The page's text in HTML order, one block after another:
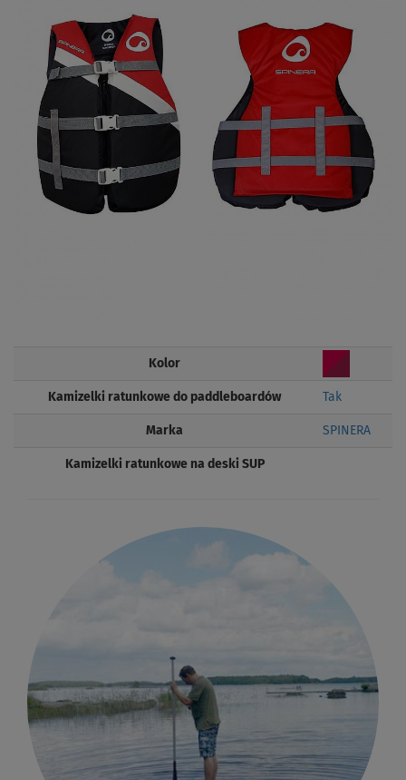
Kolor
Kamizelki ratunkowe do paddleboardów Tak
Marka SPINERA
Kamizelki ratunkowe na deski SUP